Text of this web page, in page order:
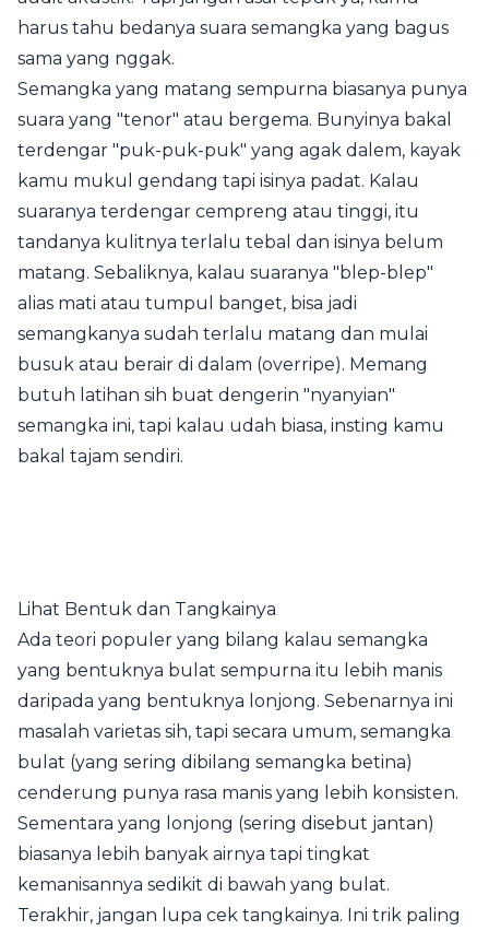
harus tahu bedanya suara semangka yang bagus
sama yang nggak.
Semangka yang matang sempurna biasanya punya
suara yang "tenor" atau bergema. Bunyinya bakal
terdengar "puk-puk-puk" yang agak dalem, kayak
kamu mukul gendang tapi isinya padat. Kalau
suaranya terdengar cempreng atau tinggi, itu
tandanya kulitnya terlalu tebal dan isinya belum
matang. Sebaliknya, kalau suaranya "blep-blep"
alias mati atau tumpul banget, bisa jadi
semangkanya sudah terlalu matang dan mulai
busuk atau berair di dalam (overripe). Memang
butuh latihan sih buat dengerin "nyanyian"
semangka ini, tapi kalau udah biasa, insting kamu
bakal tajam sendiri.
Lihat Bentuk dan Tangkainya
Ada teori populer yang bilang kalau semangka
yang bentuknya bulat sempurna itu lebih manis
daripada yang bentuknya lonjong. Sebenarnya ini
masalah varietas sih, tapi secara umum, semangka
bulat (yang sering dibilang semangka betina)
cenderung punya rasa manis yang lebih konsisten.
Sementara yang lonjong (sering disebut jantan)
biasanya lebih banyak airnya tapi tingkat
kemanisannya sedikit di bawah yang bulat.
Terakhir, jangan lupa cek tangkainya. Ini trik paling